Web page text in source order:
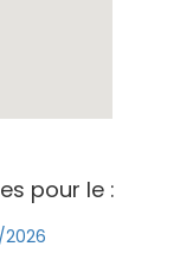
pour le :